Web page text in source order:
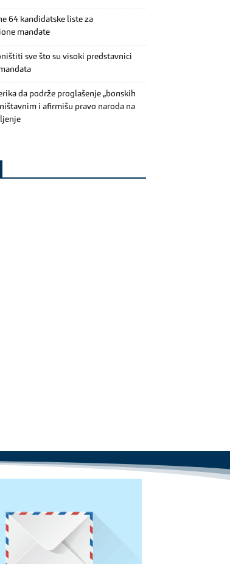
64 kandidatske liste za
mandate
sve što su visoki predstavnici
da podrže proglašenje „bonskih
i afirmišu pravo naroda na